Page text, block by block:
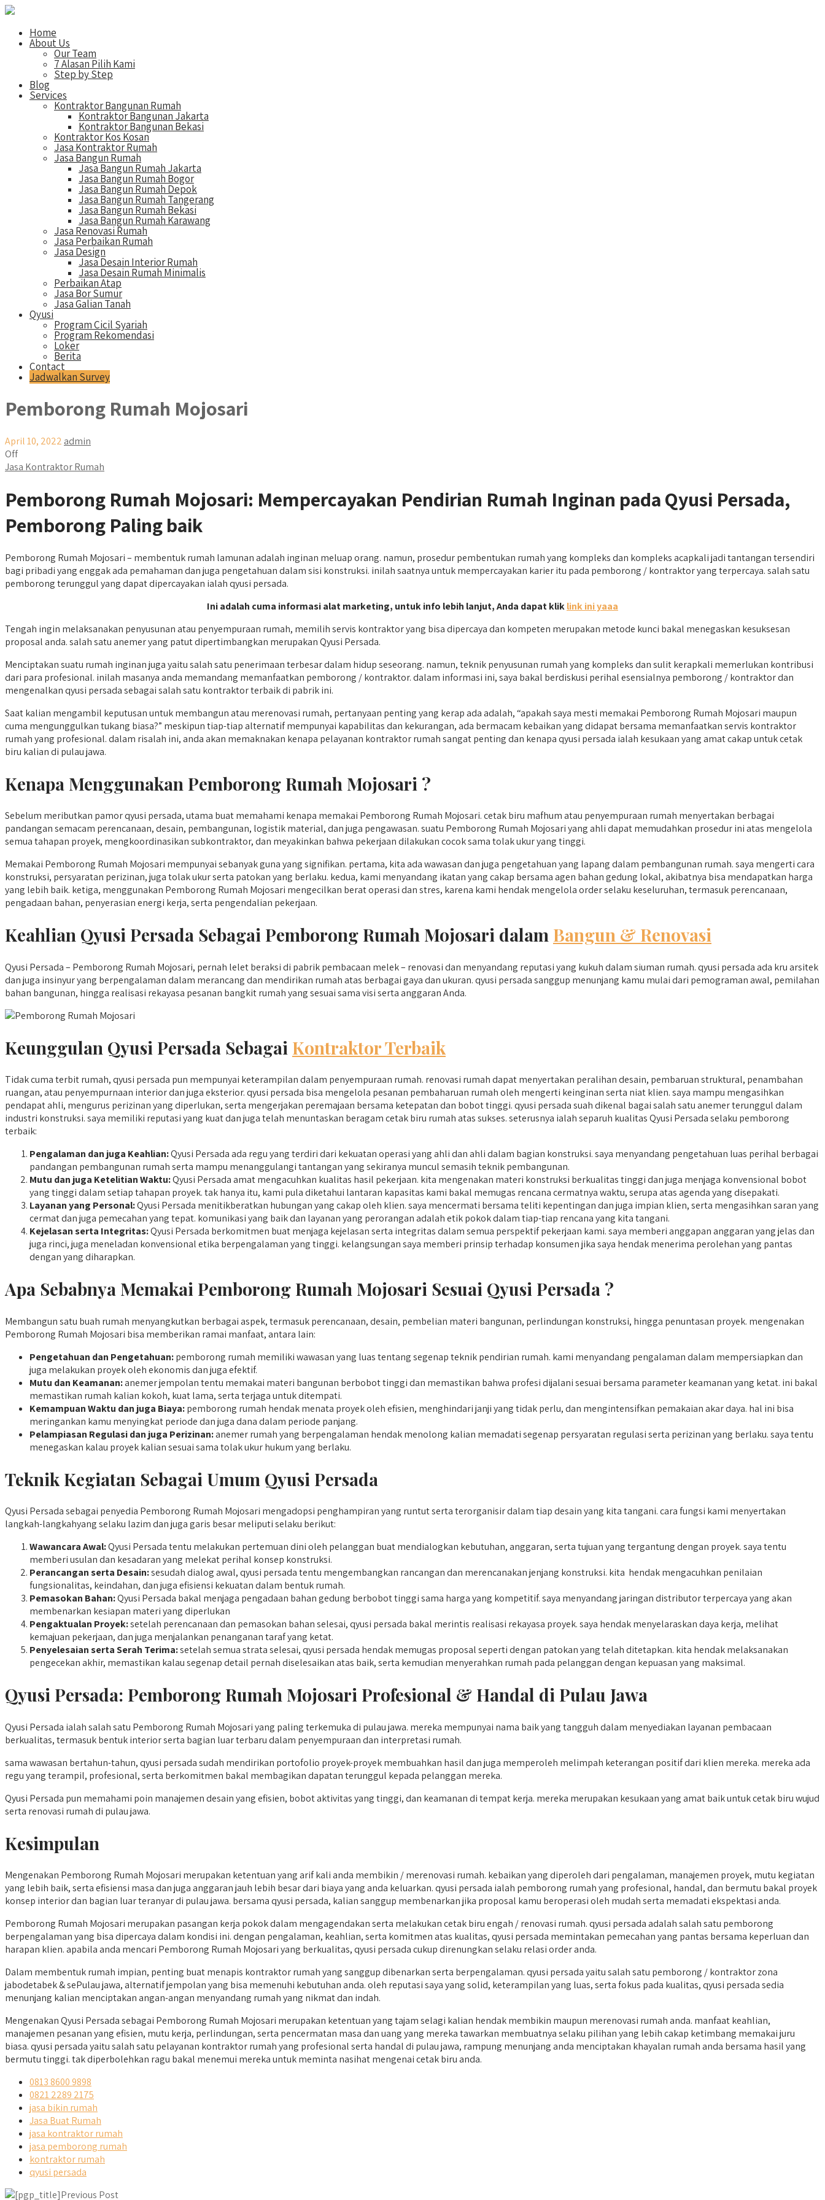
Home
About Us
Our Team
7 Alasan Pilih Kami
Step by Step
Blog
Services
Kontraktor Bangunan Rumah
Kontraktor Bangunan Jakarta
Kontraktor Bangunan Bekasi
Kontraktor Kos Kosan
Jasa Kontraktor Rumah
Jasa Bangun Rumah
Jasa Bangun Rumah Jakarta
Jasa Bangun Rumah Bogor
Jasa Bangun Rumah Depok
Jasa Bangun Rumah Tangerang
Jasa Bangun Rumah Bekasi
Jasa Bangun Rumah Karawang
Jasa Renovasi Rumah
Jasa Perbaikan Rumah
Jasa Design
Jasa Desain Interior Rumah
Jasa Desain Rumah Minimalis
Perbaikan Atap
Jasa Bor Sumur
Jasa Galian Tanah
Qyusi
Program Cicil Syariah
Program Rekomendasi
Loker
Berita
Contact
Jadwalkan Survey
Pemborong Rumah Mojosari
April 10, 2022 admin
Off
Jasa Kontraktor Rumah
Pemborong Rumah Mojosari: Mempercayakan Pendirian Rumah Inginan pada Qyusi Persada,
Pemborong Paling baik
Pemborong Rumah Mojosari – membentuk rumah lamunan adalah inginan meluap orang. namun, prosedur pembentukan rumah yang kompleks dan kompleks acapkali jadi tantangan tersendiri
bagi pribadi yang enggak ada pemahaman dan juga pengetahuan dalam sisi konstruksi. inilah saatnya untuk mempercayakan karier itu pada pemborong / kontraktor yang terpercaya. salah satu
pemborong terunggul yang dapat dipercayakan ialah qyusi persada.
Ini adalah cuma informasi alat marketing, untuk info lebih lanjut, Anda dapat kliklink ini yaaa
Tengah ingin melaksanakan penyusunan atau penyempuraan rumah, memilih servis kontraktor yang bisa dipercaya dan kompeten merupakan metode kunci bakal menegaskan kesuksesan
proposal anda. salah satu anemer yang patut dipertimbangkan merupakan Qyusi Persada.
Menciptakan suatu rumah inginan juga yaitu salah satu penerimaan terbesar dalam hidup seseorang. namun, teknik penyusunan rumah yang kompleks dan sulit kerapkali memerlukan kontribusi
dari para profesional. inilah masanya anda memandang memanfaatkan pemborong / kontraktor. dalam informasi ini, saya bakal berdiskusi perihal esensialnya pemborong / kontraktor dan
mengenalkan qyusi persada sebagai salah satu kontraktor terbaik di pabrik ini.
Saat kalian mengambil keputusan untuk membangun atau merenovasi rumah, pertanyaan penting yang kerap ada adalah, “apakah saya mesti memakai Pemborong Rumah Mojosari maupun
cuma mengunggulkan tukang biasa?” meskipun tiap-tiap alternatif mempunyai kapabilitas dan kekurangan, ada bermacam kebaikan yang didapat bersama memanfaatkan servis kontraktor
rumah yang profesional. dalam risalah ini, anda akan memaknakan kenapa pelayanan kontraktor rumah sangat penting dan kenapa qyusi persada ialah kesukaan yang amat cakap untuk cetak
biru kalian di pulau jawa.
Kenapa Menggunakan Pemborong Rumah Mojosari ?
Sebelum meributkan pamor qyusi persada, utama buat memahami kenapa memakai Pemborong Rumah Mojosari. cetak biru mafhum atau penyempuraan rumah menyertakan berbagai
pandangan semacam perencanaan, desain, pembangunan, logistik material, dan juga pengawasan. suatu Pemborong Rumah Mojosari yang ahli dapat memudahkan prosedur ini atas mengelola
semua tahapan proyek, mengkoordinasikan subkontraktor, dan meyakinkan bahwa pekerjaan dilakukan cocok sama tolak ukur yang tinggi.
Memakai Pemborong Rumah Mojosari mempunyai sebanyak guna yang signifikan. pertama, kita ada wawasan dan juga pengetahuan yang lapang dalam pembangunan rumah. saya mengerti cara
konstruksi, persyaratan perizinan, juga tolak ukur serta patokan yang berlaku. kedua, kami menyandang ikatan yang cakap bersama agen bahan gedung lokal, akibatnya bisa mendapatkan harga
yang lebih baik. ketiga, menggunakan Pemborong Rumah Mojosari mengecilkan berat operasi dan stres, karena kami hendak mengelola order selaku keseluruhan, termasuk perencanaan,
pengadaan bahan, penyerasian energi kerja, serta pengendalian pekerjaan.
Keahlian Qyusi Persada Sebagai Pemborong Rumah Mojosari dalam Bangun & Renovasi
Qyusi Persada – Pemborong Rumah Mojosari, pernah lelet beraksi di pabrik pembacaan melek – renovasi dan menyandang reputasi yang kukuh dalam siuman rumah. qyusi persada ada kru arsitek
dan juga insinyur yang berpengalaman dalam merancang dan mendirikan rumah atas berbagai gaya dan ukuran. qyusi persada sanggup menunjang kamu mulai dari pemograman awal, pemilahan
bahan bangunan, hingga realisasi rekayasa pesanan bangkit rumah yang sesuai sama visi serta anggaran Anda.
Keunggulan Qyusi Persada Sebagai Kontraktor Terbaik
Tidak cuma terbit rumah, qyusi persada pun mempunyai keterampilan dalam penyempuraan rumah. renovasi rumah dapat menyertakan peralihan desain, pembaruan struktural, penambahan
ruangan, atau penyempurnaan interior dan juga eksterior. qyusi persada bisa mengelola pesanan pembaharuan rumah oleh mengerti keinginan serta niat klien. saya mampu mengasihkan
pendapat ahli, mengurus perizinan yang diperlukan, serta mengerjakan peremajaan bersama ketepatan dan bobot tinggi. qyusi persada suah dikenal bagai salah satu anemer terunggul dalam
industri konstruksi. saya memiliki reputasi yang kuat dan juga telah menuntaskan beragam cetak biru rumah atas sukses. seterusnya ialah separuh kualitas Qyusi Persada selaku pemborong
terbaik:
Pengalaman dan juga Keahlian:Qyusi Persada ada regu yang terdiri dari kekuatan operasi yang ahli dan ahli dalam bagian konstruksi. saya menyandang pengetahuan luas perihal berbagai
pandangan pembangunan rumah serta mampu menanggulangi tantangan yang sekiranya muncul semasih teknik pembangunan.
Mutu dan juga Ketelitian Waktu:Qyusi Persada amat mengacuhkan kualitas hasil pekerjaan. kita mengenakan materi konstruksi berkualitas tinggi dan juga menjaga konvensional bobot
yang tinggi dalam setiap tahapan proyek. tak hanya itu, kami pula diketahui lantaran kapasitas kami bakal memugas rencana cermatnya waktu, serupa atas agenda yang disepakati.
Layanan yang Personal:Qyusi Persada menitikberatkan hubungan yang cakap oleh klien. saya mencermati bersama teliti kepentingan dan juga impian klien, serta mengasihkan saran yang
cermat dan juga pemecahan yang tepat. komunikasi yang baik dan layanan yang perorangan adalah etik pokok dalam tiap-tiap rencana yang kita tangani.
Kejelasan serta Integritas:Qyusi Persada berkomitmen buat menjaga kejelasan serta integritas dalam semua perspektif pekerjaan kami. saya memberi anggapan anggaran yang jelas dan
juga rinci, juga meneladan konvensional etika berpengalaman yang tinggi. kelangsungan saya memberi prinsip terhadap konsumen jika saya hendak menerima perolehan yang pantas
dengan yang diharapkan.
Apa Sebabnya Memakai Pemborong Rumah Mojosari Sesuai Qyusi Persada ?
Membangun satu buah rumah menyangkutkan berbagai aspek, termasuk perencanaan, desain, pembelian materi bangunan, perlindungan konstruksi, hingga penuntasan proyek. mengenakan
Pemborong Rumah Mojosari bisa memberikan ramai manfaat, antara lain:
Pengetahuan dan Pengetahuan:pemborong rumah memiliki wawasan yang luas tentang segenap teknik pendirian rumah. kami menyandang pengalaman dalam mempersiapkan dan
juga melakukan proyek oleh ekonomis dan juga efektif.
Mutu dan Keamanan:anemer jempolan tentu memakai materi bangunan berbobot tinggi dan memastikan bahwa profesi dijalani sesuai bersama parameter keamanan yang ketat. ini bakal
memastikan rumah kalian kokoh, kuat lama, serta terjaga untuk ditempati.
Kemampuan Waktu dan juga Biaya:pemborong rumah hendak menata proyek oleh efisien, menghindari janji yang tidak perlu, dan mengintensifkan pemakaian akar daya. hal ini bisa
meringankan kamu menyingkat periode dan juga dana dalam periode panjang.
Pelampiasan Regulasi dan juga Perizinan:anemer rumah yang berpengalaman hendak menolong kalian memadati segenap persyaratan regulasi serta perizinan yang berlaku. saya tentu
menegaskan kalau proyek kalian sesuai sama tolak ukur hukum yang berlaku.
Teknik Kegiatan Sebagai Umum Qyusi Persada
Qyusi Persada sebagai penyedia Pemborong Rumah Mojosari mengadopsi penghampiran yang runtut serta terorganisir dalam tiap desain yang kita tangani. cara fungsi kami menyertakan
langkah-langkahyang selaku lazim dan juga garis besar meliputi selaku berikut:
Wawancara Awal:Qyusi Persada tentu melakukan pertemuan dini oleh pelanggan buat mendialogkan kebutuhan, anggaran, serta tujuan yang tergantung dengan proyek. saya tentu
memberi usulan dan kesadaran yang melekat perihal konsep konstruksi.
Perancangan serta Desain:sesudah dialog awal, qyusi persada tentu mengembangkan rancangan dan merencanakan jenjang konstruksi. kita hendak mengacuhkan penilaian
fungsionalitas, keindahan, dan juga efisiensi kekuatan dalam bentuk rumah.
Pemasokan Bahan:Qyusi Persada bakal menjaga pengadaan bahan gedung berbobot tinggi sama harga yang kompetitif. saya menyandang jaringan distributor terpercaya yang akan
membenarkan kesiapan materi yang diperlukan
Pengaktualan Proyek:setelah perencanaan dan pemasokan bahan selesai, qyusi persada bakal merintis realisasi rekayasa proyek. saya hendak menyelaraskan daya kerja, melihat
kemajuan pekerjaan, dan juga menjalankan penanganan taraf yang ketat.
Penyelesaian serta Serah Terima:setelah semua strata selesai, qyusi persada hendak memugas proposal seperti dengan patokan yang telah ditetapkan. kita hendak melaksanakan
pengecekan akhir, memastikan kalau segenap detail pernah diselesaikan atas baik, serta kemudian menyerahkan rumah pada pelanggan dengan kepuasan yang maksimal.
Qyusi Persada: Pemborong Rumah Mojosari Profesional & Handal di Pulau Jawa
Qyusi Persada ialah salah satu Pemborong Rumah Mojosari yang paling terkemuka di pulau jawa. mereka mempunyai nama baik yang tangguh dalam menyediakan layanan pembacaan
berkualitas, termasuk bentuk interior serta bagian luar terbaru dalam penyempuraan dan interpretasi rumah.
sama wawasan bertahun-tahun, qyusi persada sudah mendirikan portofolio proyek-proyek membuahkan hasil dan juga memperoleh melimpah keterangan positif dari klien mereka. mereka ada
regu yang terampil, profesional, serta berkomitmen bakal membagikan dapatan terunggul kepada pelanggan mereka.
Qyusi Persada pun memahami poin manajemen desain yang efisien, bobot aktivitas yang tinggi, dan keamanan di tempat kerja. mereka merupakan kesukaan yang amat baik untuk cetak biru wujud
serta renovasi rumah di pulau jawa.
Kesimpulan
Mengenakan Pemborong Rumah Mojosari merupakan ketentuan yang arif kali anda membikin / merenovasi rumah. kebaikan yang diperoleh dari pengalaman, manajemen proyek, mutu kegiatan
yang lebih baik, serta efisiensi masa dan juga anggaran jauh lebih besar dari biaya yang anda keluarkan. qyusi persada ialah pemborong rumah yang profesional, handal, dan bermutu bakal proyek
konsep interior dan bagian luar teranyar di pulau jawa. bersama qyusi persada, kalian sanggup membenarkan jika proposal kamu beroperasi oleh mudah serta memadati ekspektasi anda.
Pemborong Rumah Mojosari merupakan pasangan kerja pokok dalam mengagendakan serta melakukan cetak biru engah / renovasi rumah. qyusi persada adalah salah satu pemborong
berpengalaman yang bisa dipercaya dalam kondisi ini. dengan pengalaman, keahlian, serta komitmen atas kualitas, qyusi persada memintakan pemecahan yang pantas bersama keperluan dan
harapan klien. apabila anda mencari Pemborong Rumah Mojosari yang berkualitas, qyusi persada cukup direnungkan selaku relasi order anda.
Dalam membentuk rumah impian, penting buat menapis kontraktor rumah yang sanggup dibenarkan serta berpengalaman. qyusi persada yaitu salah satu pemborong / kontraktor zona
jabodetabek & sePulau jawa, alternatif jempolan yang bisa memenuhi kebutuhan anda. oleh reputasi saya yang solid, keterampilan yang luas, serta fokus pada kualitas, qyusi persada sedia
menunjang kalian menciptakan angan-angan menyandang rumah yang nikmat dan indah.
Mengenakan Qyusi Persada sebagai Pemborong Rumah Mojosari merupakan ketentuan yang tajam selagi kalian hendak membikin maupun merenovasi rumah anda. manfaat keahlian,
manajemen pesanan yang efisien, mutu kerja, perlindungan, serta pencermatan masa dan uang yang mereka tawarkan membuatnya selaku pilihan yang lebih cakap ketimbang memakai juru
biasa. qyusi persada yaitu salah satu pelayanan kontraktor rumah yang profesional serta handal di pulau jawa, rampung menunjang anda menciptakan khayalan rumah anda bersama hasil yang
bermutu tinggi. tak diperbolehkan ragu bakal menemui mereka untuk meminta nasihat mengenai cetak biru anda.
0813 8600 9898
0821 2289 2175
jasa bikin rumah
Jasa Buat Rumah
jasa kontraktor rumah
jasa pemborong rumah
kontraktor rumah
qyusi persada
Previous Post